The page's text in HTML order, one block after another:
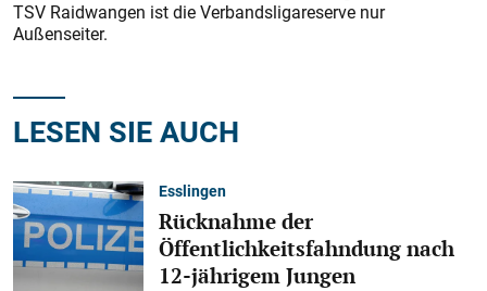
TSV Raidwangen ist die Verbandsligareserve nur
Außenseiter.
LESEN SIE AUCH
Esslingen
Rücknahme der
Öffentlichkeitsfahndung nach
12-jährigem Jungen